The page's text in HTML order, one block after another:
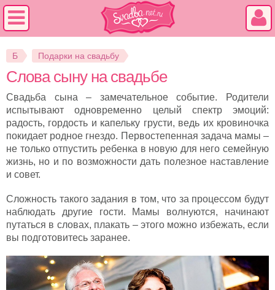
Б Подарки на свадьбу
Слова сыну на свадьбе
Свадьба сына – замечательное событие. Родители
испытывают одновременно целый спектр эмоций:
радость, гордость и капельку грусти, ведь их кровиночка
покидает родное гнездо. Первостепенная задача мамы –
не только отпустить ребенка в новую для него семейную
жизнь, но и по возможности дать полезное наставление
и совет.
Сложность такого задания в том, что за процессом будут
наблюдать другие гости. Мамы волнуются, начинают
путаться в словах, плакать – этого можно избежать, если
вы подготовитесь заранее.